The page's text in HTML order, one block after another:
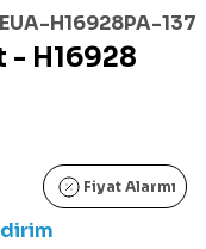
EUA-H16928PA-137
- H16928
Fiyat Alarmı